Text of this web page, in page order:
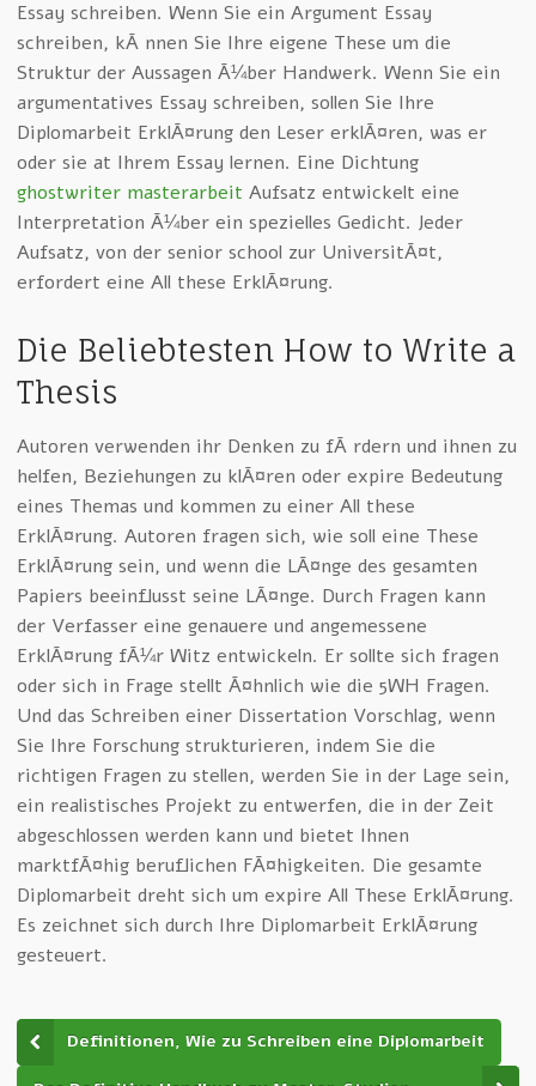
Essay schreiben. Wenn Sie ein Argument Essay
schreiben, kÃ¶nnen Sie Ihre eigene These um die
Struktur der Aussagen Ã¼ber Handwerk. Wenn Sie ein
argumentatives Essay schreiben, sollen Sie Ihre
Diplomarbeit ErklÃ¤rung den Leser erklÃ¤ren, was er
oder sie at Ihrem Essay lernen. Eine Dichtung
ghostwriter masterarbeit Aufsatz entwickelt eine
Interpretation Ã¼ber ein spezielles Gedicht. Jeder
Aufsatz, von der senior school zur UniversitÃ¤t,
erfordert eine All these ErklÃ¤rung.
Die Beliebtesten How to Write a
Thesis
Autoren verwenden ihr Denken zu fÃ¶rdern und ihnen zu
helfen, Beziehungen zu klÃ¤ren oder expire Bedeutung
eines Themas und kommen zu einer All these
ErklÃ¤rung. Autoren fragen sich, wie soll eine These
ErklÃ¤rung sein, und wenn die LÃ¤nge des gesamten
Papiers beeinflusst seine LÃ¤nge. Durch Fragen kann
der Verfasser eine genauere und angemessene
ErklÃ¤rung fÃ¼r Witz entwickeln. Er sollte sich fragen
oder sich in Frage stellt Ã¤hnlich wie die 5WH Fragen.
Und das Schreiben einer Dissertation Vorschlag, wenn
Sie Ihre Forschung strukturieren, indem Sie die
richtigen Fragen zu stellen, werden Sie in der Lage sein,
ein realistisches Projekt zu entwerfen, die in der Zeit
abgeschlossen werden kann und bietet Ihnen
marktfÃ¤hig beruflichen FÃ¤higkeiten. Die gesamte
Diplomarbeit dreht sich um expire All These ErklÃ¤rung.
Es zeichnet sich durch Ihre Diplomarbeit ErklÃ¤rung
gesteuert.
Definitionen, Wie zu Schreiben eine Diplomarbeit